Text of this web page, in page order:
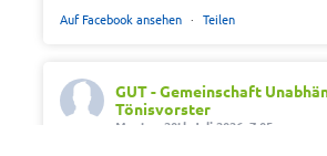
Auf Facebook ansehen · Teilen
GUT - Gemeinschaft
Tönisvorster
Montag 20th Juli 2026, 7:05